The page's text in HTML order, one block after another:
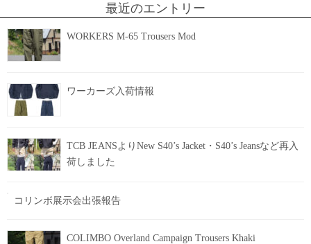
最近のエントリー
WORKERS M-65 Trousers Mod
ワーカーズ入荷情報
TCB JEANSよりNew S40’s Jacket・S40’s Jeansなど再入
荷しました
コリンボ展示会出張報告
COLIMBO Overland Campaign Trousers Khaki